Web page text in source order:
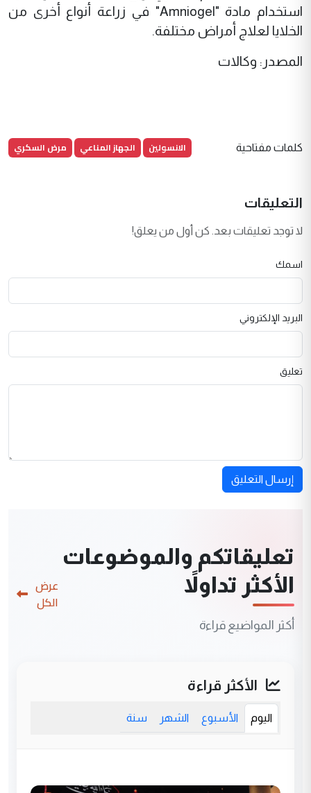
استخدام مادة "Amniogel" في زراعة أنواع أخرى من
الخلايا لعلاج أمراض مختلفة.
المصدر: وكالات
كلمات مفتاحية الانسولين الجهاز المناعي مرض السكري
التعليقات
لا توجد تعليقات بعد. كن أول من يعلق!
اسمك
البريد الإلكتروني
تعليق
إرسال التعليق
تعليقاتكم والموضوعات
الأكثر تداولاً
أكثر المواضيع قراءة
عرض
الكل
الأكثر قراءة
اليوم الأسبوع الشهر سنة